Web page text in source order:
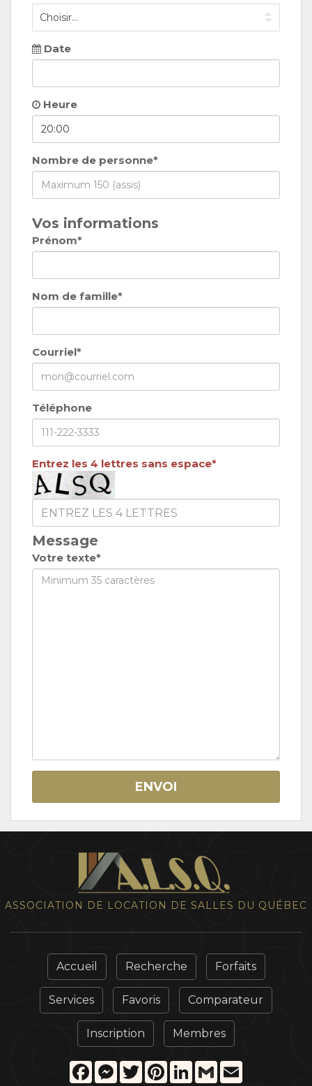
Date
Heure
Nombre de personne*
Vos informations
Prénom*
Nom de famille*
Courriel*
Téléphone
Entrez les 4 lettres sans espace*
Message
Votre texte*
ENVOI
ASSOCIATION DE LOCATION DE SALLES DU QUÉBEC
Accueil Recherche Forfaits
Services Favoris Comparateur
Inscription Membres
FacebookMessenger
TwitterPinterestLinkedIn
Gmail